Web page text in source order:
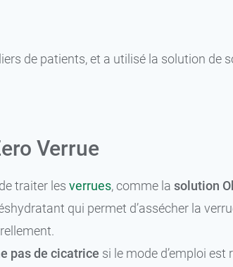
de patients, et a utilisé la solution de
Verrue
traiter les verrues, comme la solution
qui permet d’assécher la
pas de cicatrice si le mode d’emploi